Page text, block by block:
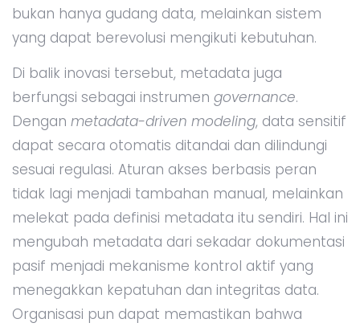
bukan hanya gudang data, melainkan sistem
yang dapat berevolusi mengikuti kebutuhan.
Di balik inovasi tersebut, metadata juga
berfungsi sebagai instrumen governance.
Dengan metadata-driven modeling, data sensitif
dapat secara otomatis ditandai dan dilindungi
sesuai regulasi. Aturan akses berbasis peran
tidak lagi menjadi tambahan manual, melainkan
melekat pada definisi metadata itu sendiri. Hal ini
mengubah metadata dari sekadar dokumentasi
pasif menjadi mekanisme kontrol aktif yang
menegakkan kepatuhan dan integritas data.
Organisasi pun dapat memastikan bahwa